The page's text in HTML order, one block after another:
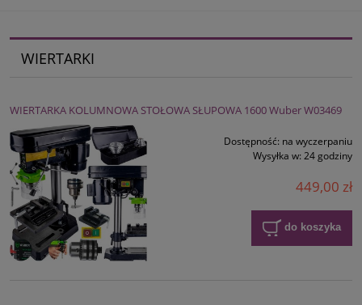
WIERTARKI
WIERTARKA KOLUMNOWA STOŁOWA SŁUPOWA 1600 Wuber W03469
Dostępność: na wyczerpaniu
Wysyłka w: 24 godziny
449,00 zł
do koszyka